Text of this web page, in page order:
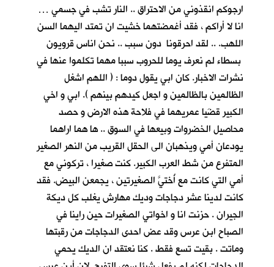
ارجوكم انقذوني من الاحتراق .. النار تشب في جسمي …
انا لا أراكم ، فقد أغمضتهما خشيت ان تمتد اليهما السن
اللهب. .. لقد احرقونا دون سبب .. نحن اناس قرويون
بسطاء لم نعرف يوما للحروب سببا مهما تكلموا عنها في
نشرات الاخبار. كان ابي يقول دوما : ( اللهم اشغل
الظالمين بالظالمين و اجعل كيدهم بينهم ). ابي و اخي
الكبير قضَيا عمريهما في فلاحة هذه الارض و حصد
محاصيل الخضروات وبيعها في السوق .. ها هما اراهما
يودعان أمي ويذهبان الى الحقل القريب من النهر الصغير
المتفرع من شط العرب الكبير. كنت صغيرا ، تركوني مع
أمي التي كانت مع أُختيَّ الصغيرتين ، يجمعن البيض. فقد
كانت لدينا عشر دجاجات وديك مهارش يغلب كل ديكة
الجيران . حزنت انا و اخواتي الصغيرات حين راينا في
الصباح ابن عرس وقد عض احدى الدجاجات من رقبتها
وماتت . بقيت تسع فقط . كنا نعتقد ان الديك يحمي